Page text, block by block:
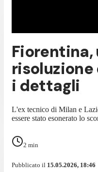
i dettagli
L'ex tecnico di Milan e
essere stato esonerato lo
2 min
Pubblicato il 15.05.2026, 18:46